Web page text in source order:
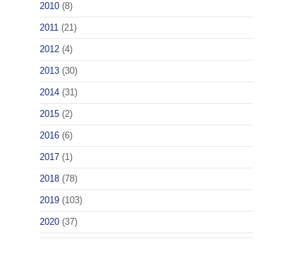
2010 (8)
2011 (21)
2012 (4)
2013 (30)
2014 (31)
2015 (2)
2016 (6)
2017 (1)
2018 (78)
2019 (103)
2020 (37)